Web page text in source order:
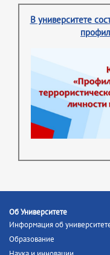
В университете
Об Университете
Информация об
Образование